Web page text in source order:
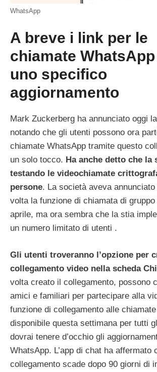
WhatsApp
A breve i link per le
chiamate
uno specifico
aggiornamento
Mark Zuckerberg ha annunciato oggi
notando che gli utenti possono ora
chiamate WhatsApp tramite questo
un solo tocco. Ha anche detto che la
testando le videochiamate
persone. La società aveva
volta la funzione di chiamata di gruppo
aprile, ma ora sembra che la stia
un numero limitato di utenti .
Gli utenti troveranno l’opzione per
collegamento video nella scheda
volta creato il collegamento, possono
amici e familiari per partecipare alla
funzione di collegamento alle
disponibile questa settimana per tutti
dovrai tenere d’occhio gli
WhatsApp. L’app di chat ha affermato
collegamento scade dopo 90 giorni di